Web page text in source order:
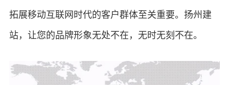
拓展移动互联网时代的客户群体至关重要。扬州建
站，让您的品牌形象无处不在，无时无刻不在。